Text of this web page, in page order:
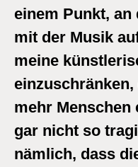
einem Punkt,
mit der Musik
meine
mehr
gar nicht so
nämlich, dass